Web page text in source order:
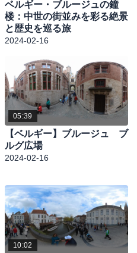
ベルギー・ブルージュの鐘
楼：中世の街並みを彩る絶景
と歴史を巡る旅
2024-02-16
05:39
【ベルギー】ブルージュ ブ
ルグ広場
2024-02-16
10:02